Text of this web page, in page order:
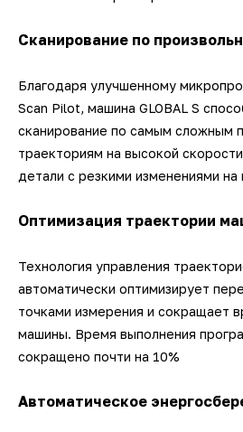
Сканирование по
Благодаря улучшенному
Scan Pilot, машина GLOBAL S
сканирование по самым сложным
траекториям на высокой
детали с резкими изменениями на
Оптимизация траектории
Технология управления
автоматически оптимизирует
точками измерения и сокращает
машины. Время выполнения
сокращено почти на 10%
Автоматическое